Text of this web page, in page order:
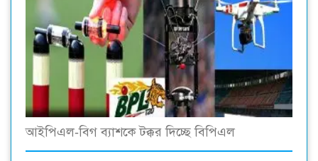
আইপিএল-বিগ ব্যাশকে টক্কর দিচ্ছে বিপিএল